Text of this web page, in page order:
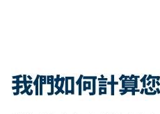
我們如何計算